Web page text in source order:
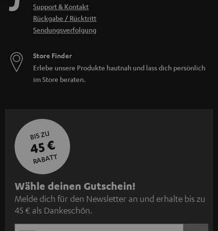
Support & Kontakt
Rückgabe / Rücktritt
Sendungsverfolgung
Store Finder
Erlebe unsere Produkte hautnah und lass dich persönlich
im Store beraten.
BIS ZU
45 €
RABATT
N
e
w
Wähle deinen Gutschein!
Melde dich für den Newsletter an und erhalte bis zu
45 € als Dankeschön.